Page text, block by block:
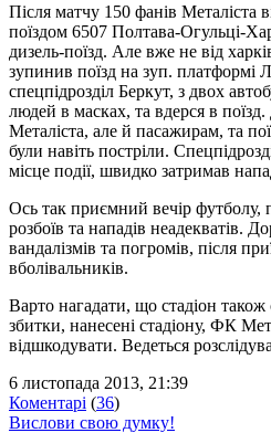
Після матчу 150 фанів Металіста
поїздом 6507 Полтава-Огульці-
дизель-поїзд. Але вже не від
зупинив поїзд на зуп. платформі
спецпідрозділ Беркут, з двох
людей в масках, та вдерся в
Металіста, але й пасажирам, та
були навіть постріли.
місце події, швидко затримав
Ось так приємний вечір футболу,
розбоїв та нападів неадекватів.
вандалізмів та погромів, після
вболівальників.
Варто нагадати, що стадіон також
збитки, нанесені стадіону, ФК
відшкодувати. Ведеться
6 листопада 2013, 21:39
Коментарі (36)
Вислови свою думку!